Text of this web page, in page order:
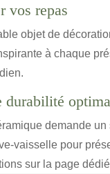
vos repas
objet de
à chaque
durabilité
demande
vaisselle pour
sur la page